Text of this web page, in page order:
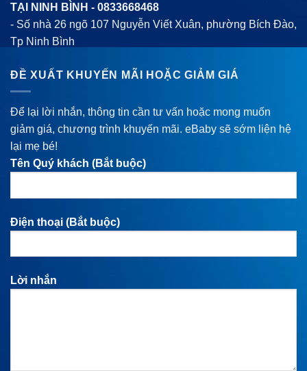
TẠI NINH BÌNH - 0833668468
- Số nhà 26 ngõ 107 Nguyễn Viết Xuân, phường Bích Đào,
Tp Ninh Bình
ĐỀ XUẤT KHUYẾN MÃI HOẶC GIẢM GIÁ
Để lại lời nhắn, thông tin cần tư vấn hoặc mong muốn
giảm giá, chương trình khuyến mãi. eBaby sẽ sớm liện hệ
lại mẹ bé!
Tên Quý khách (Bắt buộc)
Điện thoại (Bắt buộc)
Lời nhắn